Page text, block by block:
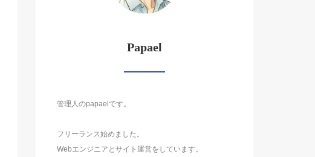
Papael
管理人のpapaelです。
フリーランス始めました。
Webエンジニアとサイト運営をしています。